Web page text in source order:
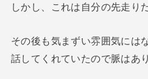
しかし、これは自分の先走り
その後も気まずい雰囲気には
話してくれていたので脈はあ